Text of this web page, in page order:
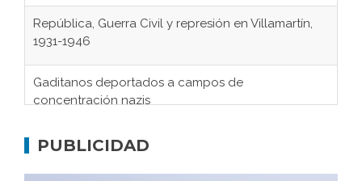
República, Guerra Civil y represión en Villamartín,
1931-1946
Gaditanos deportados a campos de
concentración nazis
Don Perafán de Ribera y sus fundaciones de